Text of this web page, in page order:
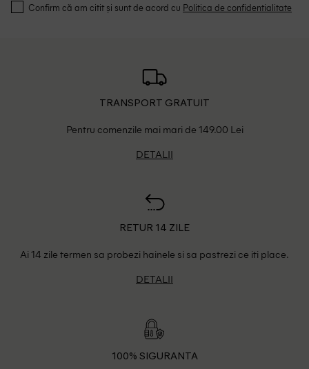
Confirm că am citit și sunt de acord cu Politica de confidentialitate
TRANSPORT GRATUIT
Pentru comenzile mai mari de 149.00 Lei
DETALII
RETUR 14 ZILE
Ai 14 zile termen sa probezi hainele si sa pastrezi ce iti place.
DETALII
100% SIGURANTA